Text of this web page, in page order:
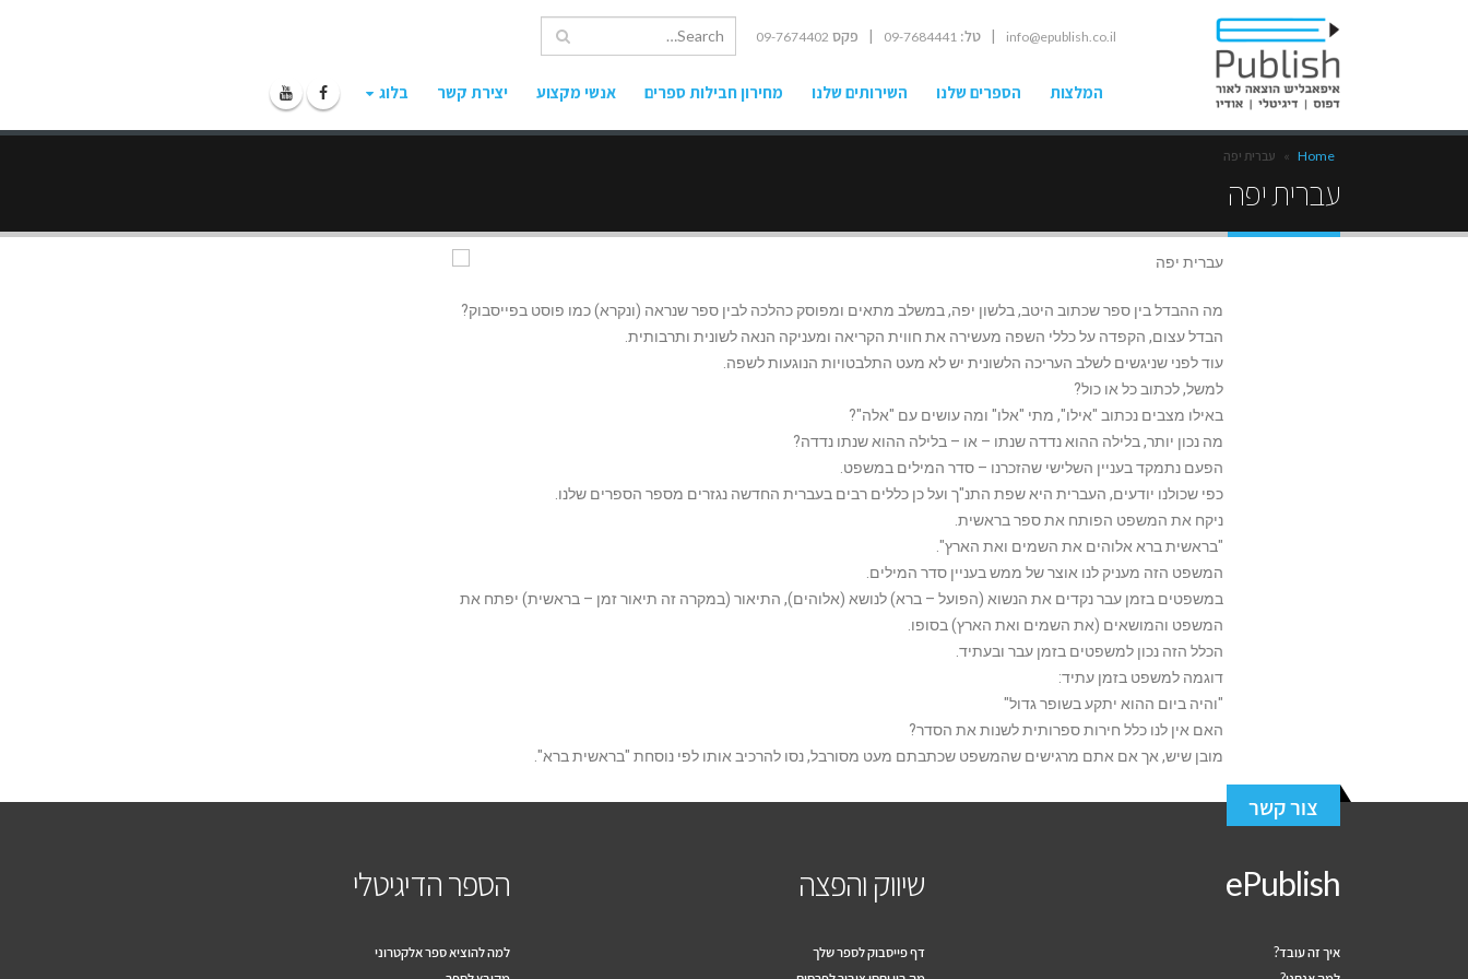
info@epublish.co.il | טל: 09-7684441 | פקס 09-7674402
המלצות הספרים שלנו השירותים שלנו מחירון חבילות ספרים אנשי מקצוע יצירת קשר בלוג
Home
» עברית יפה
עברית יפה
עברית יפה
מה ההבדל בין ספר שכתוב היטב, בלשון יפה, במשלב מתאים ומפוסק כהלכה לבין ספר שנראה (ונקרא) כמו פוסט בפייסבוק?
הבדל עצום, הקפדה על כללי השפה מעשירה את חווית הקריאה ומעניקה הנאה לשונית ותרבותית.
עוד לפני שניגשים לשלב העריכה הלשונית יש לא מעט התלבטויות הנוגעות לשפה.
למשל, לכתוב כל או כול?
באילו מצבים נכתוב "אילו", מתי "אלו" ומה עושים עם "אלה"?
מה נכון יותר, בלילה ההוא נדדה שנתו – או – בלילה ההוא שנתו נדדה?
הפעם נתמקד בעניין השלישי שהזכרנו – סדר המילים במשפט.
כפי שכולנו יודעים, העברית היא שפת התנ"ך ועל כן כללים רבים בעברית החדשה נגזרים מספר הספרים שלנו.
ניקח את המשפט הפותח את ספר בראשית.
"בראשית ברא אלוהים את השמים ואת הארץ".
המשפט הזה מעניק לנו אוצר של ממש בעניין סדר המילים.
במשפטים בזמן עבר נקדים את הנשוא (הפועל – ברא) לנושא (אלוהים), התיאור (במקרה זה תיאור זמן – בראשית) יפתח את
המשפט והמושאים (את השמים ואת הארץ) בסופו.
הכלל הזה נכון למשפטים בזמן עבר ובעתיד.
דוגמה למשפט בזמן עתיד:
"והיה ביום ההוא יתקע בשופר גדול"
האם אין לנו כלל חירות ספרותית לשנות את הסדר?
מובן שיש, אך אם אתם מרגישים שהמשפט שכתבתם מעט מסורבל, נסו להרכיב אותו לפי נוסחת "בראשית ברא".
צור קשר
ePublish
איך זה עובד?
שיווק והפצה
דף פייסבוק לספר שלך
הספר הדיגיטלי
למה להוציא ספר אלקטרוני